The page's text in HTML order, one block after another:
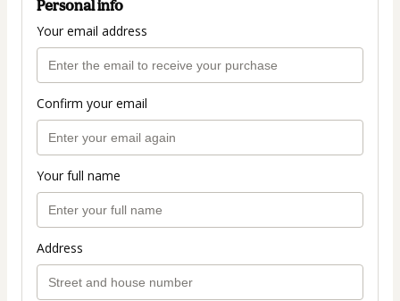
Personal info
Your email address
Confirm your email
Your full name
Address